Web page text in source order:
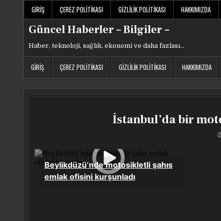
GIRIŞ ÇEREZ POLITIKASI GIZLILIK POLITIKASI HAKKIMIZDA
Güncel Haberler – Bilgiler –
Haber, teknoloji, sağlık, ekonomi ve daha fazlası…
GIRIŞ ÇEREZ POLITIKASI GIZLILIK POLITIKASI HAKKIMIZDA
İstanbul’da bir